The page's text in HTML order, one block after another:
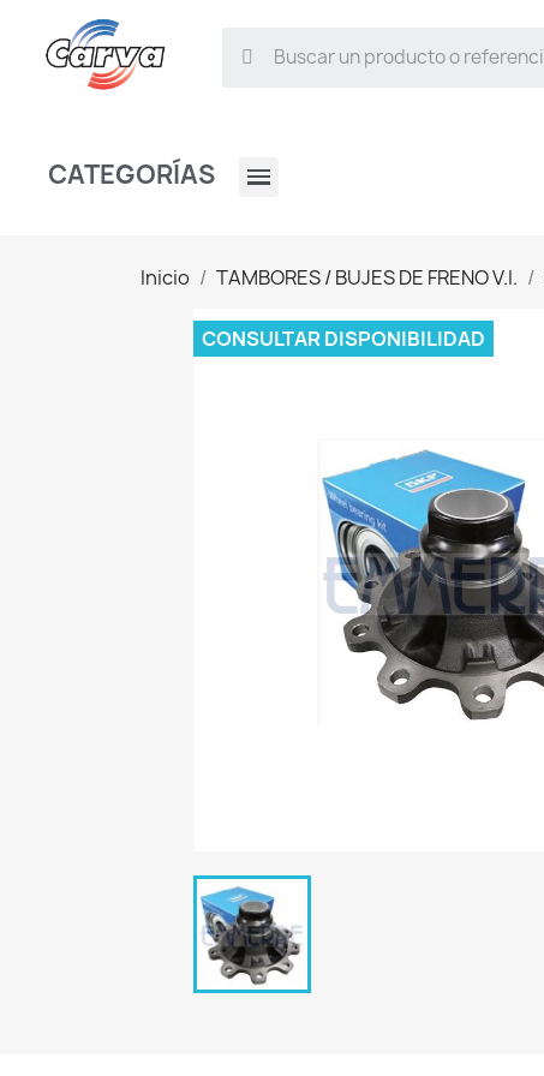
CATEGORÍAS
Inicio TAMBORES / BUJES DE FRENO V.I.
CONSULTAR DISPONIBILIDAD